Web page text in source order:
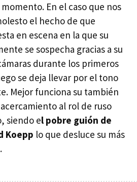
En el caso que nos
el hecho de que
en escena en la que su
se sospecha gracias a su
durante los primeros
se deja llevar por el tono
Mejor funciona su también
al rol de ruso
siendo el pobre guión de
Koepp lo que desluce su más